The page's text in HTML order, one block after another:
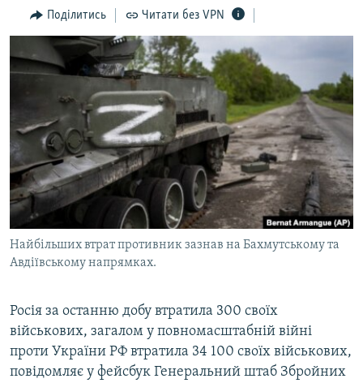
Перейти
до
пошуку
ПОГЛЯД
ІНТЕРВ'Ю
ВСЕ ЗА ДЕНЬ
СПЕЦПРОЕКТИ
ДЕПОРТАЦІЯ
ВІДЕОУРОКИ «ELIFBE»
СВІДЧЕННЯ ОКУПАЦІЇ
УКРАЇНСЬКА ПРОБЛЕМА КРИМУ
ІНФОГРАФІКА
ЯК ОБІЙТИ БЛОКУВАННЯ
Русский
Qırımtatar
ДОЛУЧАЙСЯ!
Усі сайти RFE/RL
Поділитись Читати без VPN
Найбільших втрат противник зазнав на Бахмутському та
Авдіївському напрямках.
Росія за останню добу втратила 300 своїх
військових, загалом у повномасштабній війні
проти України РФ втратила 34 100 своїх військових,
повідомляє у фейсбук Генеральний штаб Збройних